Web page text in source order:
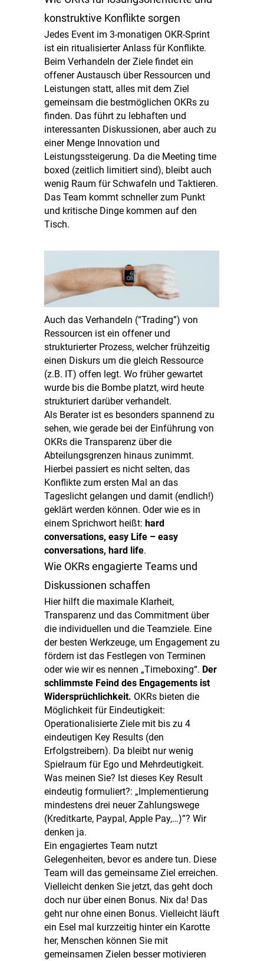
konstruktive Konflikte sorgen
Jedes Event im 3-monatigen OKR-Sprint
ist ein ritualisierter Anlass für Konflikte.
Beim Verhandeln der Ziele findet ein
offener Austausch über Ressourcen und
Leistungen statt, alles mit dem Ziel
gemeinsam die bestmöglichen OKRs zu
finden. Das führt zu lebhaften und
interessanten Diskussionen, aber auch zu
einer Menge Innovation und
Leistungssteigerung. Da die Meeting time
boxed (zeitlich limitiert sind), bleibt auch
wenig Raum für Schwafeln und Taktieren.
Das Team kommt schneller zum Punkt
und kritische Dinge kommen auf den
Tisch.
Auch das Verhandeln (“Trading”) von
Ressourcen ist ein offener und
strukturierter Prozess, welcher frühzeitig
einen Diskurs um die gleich Ressource
(z.B. IT) offen legt. Wo früher gewartet
wurde bis die Bombe platzt, wird heute
strukturiert darüber verhandelt.
Als Berater ist es besonders spannend zu
sehen, wie gerade bei der Einführung von
OKRs die Transparenz über die
Abteilungsgrenzen hinaus zunimmt.
Hierbei passiert es nicht selten, das
Konflikte zum ersten Mal an das
Tageslicht gelangen und damit (endlich!)
geklärt werden können. Oder wie es in
einem Sprichwort heißt: hard
conversations, easy Life – easy
conversations, hard life.
Wie OKRs engagierte Teams und
Diskussionen schaffen
Hier hilft die maximale Klarheit,
Transparenz und das Commitment über
die individuellen und die Teamziele. Eine
der besten Werkzeuge, um Engagement zu
fördern ist das Festlegen von Terminen
oder wie wir es nennen „Timeboxing“. Der
schlimmste Feind des Engagements ist
Widersprüchlichkeit. OKRs bieten die
Möglichkeit für Eindeutigkeit:
Operationalisierte Ziele mit bis zu 4
eindeutigen Key Results (den
Erfolgstreibern). Da bleibt nur wenig
Spielraum für Ego und Mehrdeutigkeit.
Was meinen Sie? Ist dieses Key Result
eindeutig formuliert?: „Implementierung
mindestens drei neuer Zahlungswege
(Kreditkarte, Paypal, Apple Pay,…)”? Wir
denken ja.
Ein engagiertes Team nutzt
Gelegenheiten, bevor es andere tun. Diese
Team will das gemeinsame Ziel erreichen.
Vielleicht denken Sie jetzt, das geht doch
doch nur über einen Bonus. Nix da! Das
geht nur ohne einen Bonus. Vielleicht läuft
ein Esel mal kurzzeitig hinter ein Karotte
her, Menschen können Sie mit
gemeinsamen Zielen besser motivieren